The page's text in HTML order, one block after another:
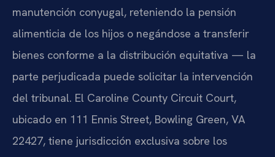
manutención conyugal, reteniendo la pensión
alimenticia de los hijos o negándose a transferir
bienes conforme a la distribución equitativa — la
parte perjudicada puede solicitar la intervención
del tribunal. El Caroline County Circuit Court,
ubicado en 111 Ennis Street, Bowling Green, VA
22427, tiene jurisdicción exclusiva sobre los